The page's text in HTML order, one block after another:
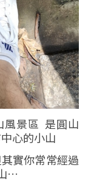
風景區 是圓山
心的小山
實你常常經過
…